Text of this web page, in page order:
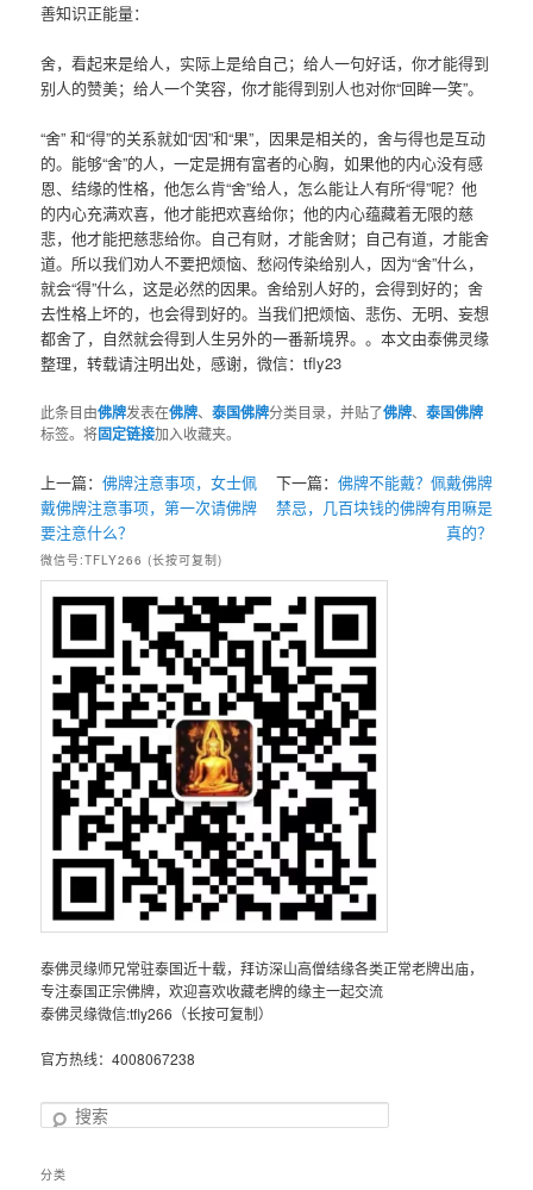
善知识正能量：
舍，看起来是给人，实际上是给自己；给人一句好话，你才能得到
别人的赞美；给人一个笑容，你才能得到别人也对你“回眸一笑”。
“舍” 和“得”的关系就如“因”和“果”，因果是相关的，舍与得也是互动
的。能够“舍”的人，一定是拥有富者的心胸，如果他的内心没有感
恩、结缘的性格，他怎么肯“舍”给人，怎么能让人有所“得”呢？他
的内心充满欢喜，他才能把欢喜给你；他的内心蕴藏着无限的慈
悲，他才能把慈悲给你。自己有财，才能舍财；自己有道，才能舍
道。所以我们劝人不要把烦恼、愁闷传染给别人，因为“舍”什么，
就会“得”什么，这是必然的因果。舍给别人好的，会得到好的；舍
去性格上坏的，也会得到好的。当我们把烦恼、悲伤、无明、妄想
都舍了，自然就会得到人生另外的一番新境界。。本文由泰佛灵缘
整理，转载请注明出处，感谢，微信：tfly23
此条目由佛牌发表在佛牌、泰国佛牌分类目录，并贴了佛牌、泰国佛牌
标签。将固定链接加入收藏夹。
上一篇：佛牌注意事项，女士佩
戴佛牌注意事项，第一次请佛牌
要注意什么？
下一篇： 佛牌不能戴？佩戴佛牌
禁忌，几百块钱的佛牌有用嘛是
真的？
微信号:TFLY266 (长按可复制)
泰佛灵缘师兄常驻泰国近十载，拜访深山高僧结缘各类正常老牌出庙，
专注泰国正宗佛牌，欢迎喜欢收藏老牌的缘主一起交流
泰佛灵缘微信:tfly266（长按可复制）
官方热线：4008067238
搜
分类